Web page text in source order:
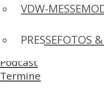
VDW-
PRESSEFOTOS
Podcast
Termine